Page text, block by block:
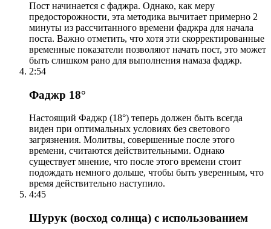
Пост начинается с фаджра. Однако, как меру
предосторожности, эта методика вычитает примерно 2
минуты из рассчитанного времени фаджра для начала
поста. Важно отметить, что хотя эти скорректированные
временные показатели позволяют начать пост, это может
быть слишком рано для выполнения намаза фаджр.
2:54
Фаджр 18°
Настоящий Фаджр (18°) теперь должен быть всегда
виден при оптимальных условиях без светового
загрязнения. Молитвы, совершенные после этого
времени, считаются действительными. Однако
существует мнение, что после этого времени стоит
подождать немного дольше, чтобы быть уверенным, что
время действительно наступило.
4:45
Шурук (восход солнца) с использованием